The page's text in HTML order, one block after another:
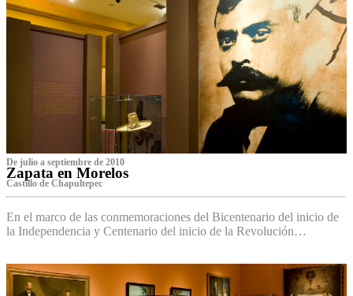
De julio a septiembre de 2010
Zapata en Morelos
Castillo de Chapultepec
En el marco de las conmemoraciones del Bicentenario del inicio de
la Independencia y Centenario del inicio de la Revolución…